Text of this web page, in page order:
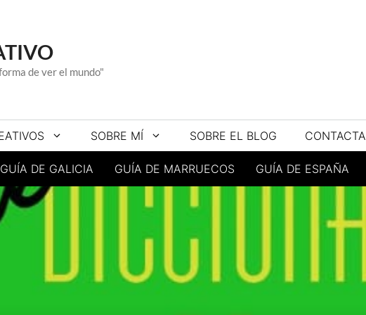
de ver el mundo"
SOBRE MÍ SOBRE EL BLOG CONTACTA
GUÍA DE GALICIA GUÍA DE MARRUECOS GUÍA DE ESPAÑA